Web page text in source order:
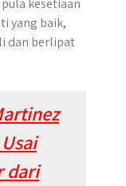
kesetiaan
yang baik,
dan berlipat
dari